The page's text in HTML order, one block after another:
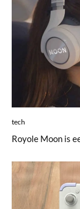
tech
Royole Moon is